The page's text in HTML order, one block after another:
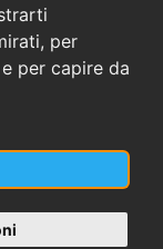
per
per capire da